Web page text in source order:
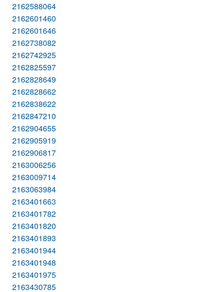
2162588064
2162601460
2162601646
2162738082
2162742925
2162825597
2162828649
2162828662
2162838622
2162847210
2162904655
2162905919
2162906817
2163006256
2163009714
2163063984
2163401663
2163401782
2163401820
2163401893
2163401944
2163401948
2163401975
2163430785